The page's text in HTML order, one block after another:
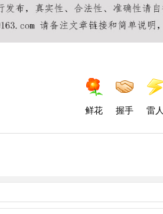
鲜花 握手 雷